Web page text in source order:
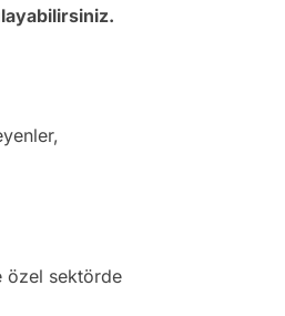
özel sektörde